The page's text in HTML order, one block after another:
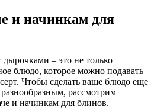
и начинкам для
– это не только
блюдо, которое можно подавать
Чтобы сделать ваше блюдо еще
рассмотрим
и начинкам для блинов.